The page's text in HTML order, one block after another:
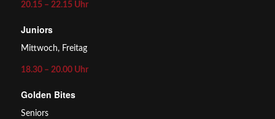
20.15 – 22.15 Uhr
Juniors
Mittwoch, Freitag
18.30 – 20.00 Uhr
Golden Bites
Seniors